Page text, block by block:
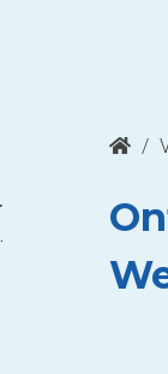
/